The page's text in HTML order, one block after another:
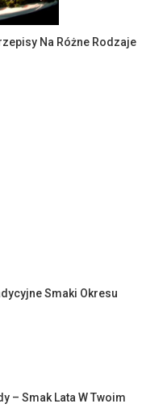
Na Różne Rodzaje
Smaki Okresu
– Smak Lata W Twoim